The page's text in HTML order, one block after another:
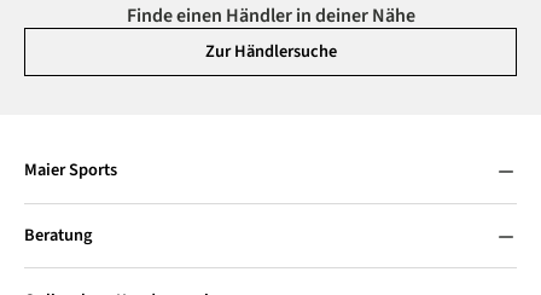
Finde einen Händler in deiner Nähe
Zur Händlersuche
Maier Sports
Beratung